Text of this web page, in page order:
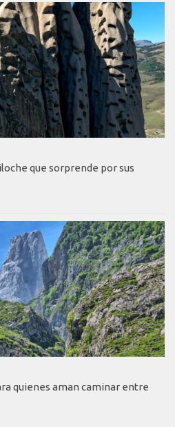
que sorprende por sus
quienes aman caminar entre